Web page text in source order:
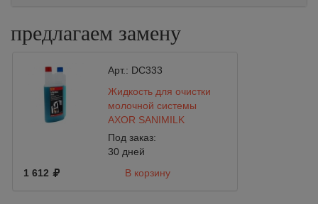
предлагаем замену
Арт.: DC333
Жидкость для очистки
молочной системы
AXOR SANIMILK
Под заказ:
30 дней
1 612
В корзину